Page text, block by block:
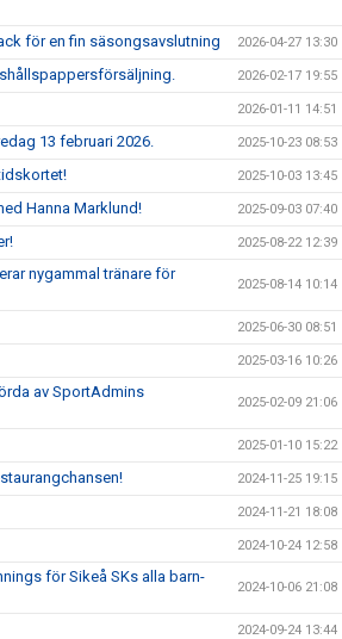
för en fin säsongsavslutning 2026-04-27 13:30
2026-02-17 19:55
2026-01-11 14:51
13 februari 2026. 2025-10-23 08:53
2025-10-03 13:45
Hanna Marklund! 2025-09-03 07:40
2025-08-22 12:39
nygammal tränare för
2025-08-14 10:14
2025-06-30 08:51
2025-03-16 10:26
av SportAdmins
2025-02-09 21:06
2025-01-10 15:22
2024-11-25 19:15
2024-11-21 18:08
2024-10-24 12:58
för Sikeå SKs alla barn-
2024-10-06 21:08
2024-09-24 13:44